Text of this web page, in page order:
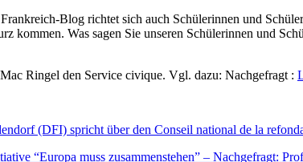
Blog richtet sich auch Schülerinnen und
kommen. Was sagen Sie unseren Schülerinnen und
Ringel den Service civique. Vgl. dazu: Nachgefragt :
(DFI) spricht über den Conseil national de la
“Europa muss zusammenstehen” – Nachgefragt: